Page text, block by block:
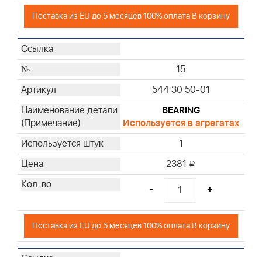
Поставка из EU до 5 месяцев 100% оплата В корзину
15
544 30 50-01
BEARING
Используется в агрегатах
1
2381 i
- +
Поставка из EU до 5 месяцев 100% оплата В корзину